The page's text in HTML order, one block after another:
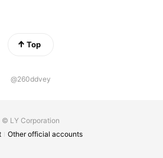
Top
@260ddvey
© LY Corporation
Other official accounts